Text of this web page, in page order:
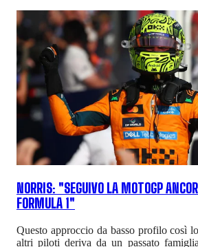
NORRIS: "SEGUIVO LA MOTOGP
FORMULA 1"
Questo approccio da basso profilo così
altri piloti deriva da un passato